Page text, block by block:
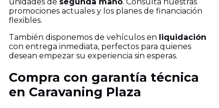
promociones actuales y los planes de financiación
flexibles.
También disponemos de vehículos en liquidación
con entrega inmediata, perfectos para quienes
desean empezar su experiencia sin esperas.
Compra con garantía técnica
en Caravaning Plaza